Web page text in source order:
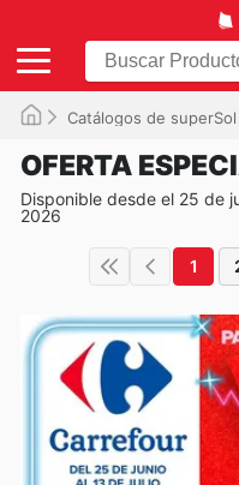
Catálogos de superSol
OFERTA
Disponible desde el 25 de
2026
1